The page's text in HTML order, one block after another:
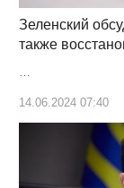
Зеленский
также
14.06.2024 07:40